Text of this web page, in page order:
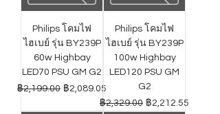
Philips โคมไฟ
ไฮเบย์ รุ่น BY239P
60w Highbay
LED70 PSU GM G2
ราคาปกติ
฿2,199.00 ราคาขายลด
฿2,089.05
Philips โคมไฟ
ไฮเบย์ รุ่น BY239P
100w Highbay
LED120 PSU GM
G2
ราคาปกติ
฿2,329.00 ราคาขายลด
฿2,212.55